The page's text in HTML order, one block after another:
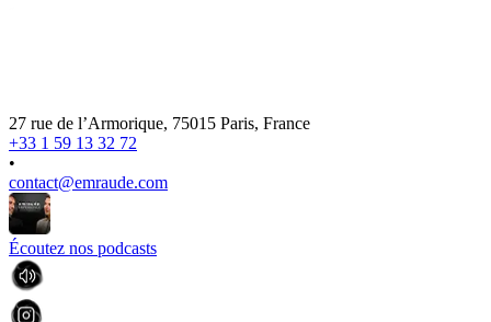
27 rue de l’Armorique, 75015 Paris, France
+33 1 59 13 32 72
•
contact@emraude.com
Écoutez nos podcasts